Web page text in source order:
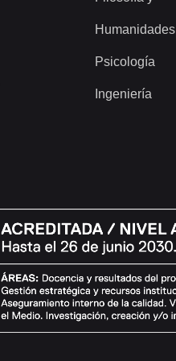
Humanidades
Psicología
Ingeniería